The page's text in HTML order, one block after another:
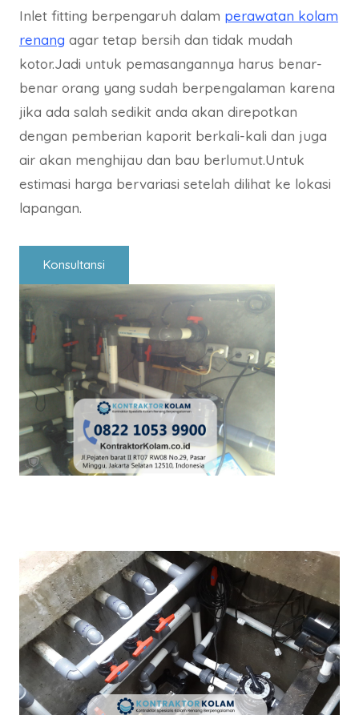
Inlet fitting berpengaruh dalam perawatan kolam
renang agar tetap bersih dan tidak mudah
kotor.Jadi untuk pemasangannya harus benar-
benar orang yang sudah berpengalaman karena
jika ada salah sedikit anda akan direpotkan
dengan pemberian kaporit berkali-kali dan juga
air akan menghijau dan bau berlumut.Untuk
estimasi harga bervariasi setelah dilihat ke lokasi
lapangan.
Konsultansi